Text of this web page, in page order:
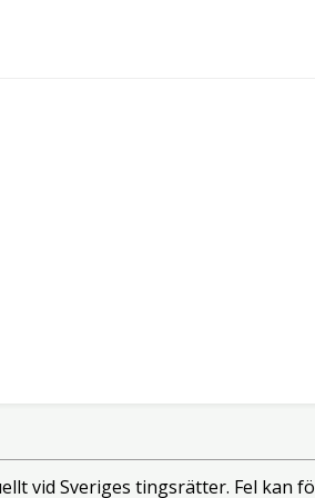
vid Sveriges tingsrätter. Fel kan